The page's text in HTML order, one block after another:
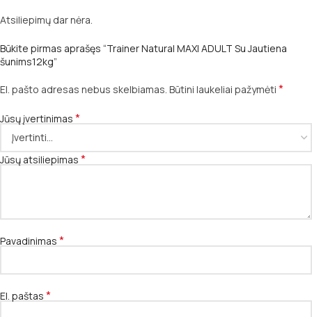
Atsiliepimų dar nėra.
Būkite pirmas aprašęs “Trainer Natural MAXI ADULT Su Jautiena
šunims12kg”
El. pašto adresas nebus skelbiamas. Būtini laukeliai pažymėti *
Jūsų įvertinimas *
Jūsų atsiliepimas *
Pavadinimas *
El. paštas *